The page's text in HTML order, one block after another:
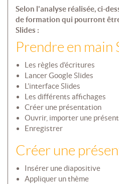
Selon l'analyse réalisée, ci-
de formation qui pourront
Slides :
Prendre en main
Les règles d’écritures
Lancer Google Slides
L’interface Slides
Les différents affichages
Créer une présentation
Ouvrir, importer une
Enregistrer
Créer une
Insérer une diapositive
Appliquer un thème